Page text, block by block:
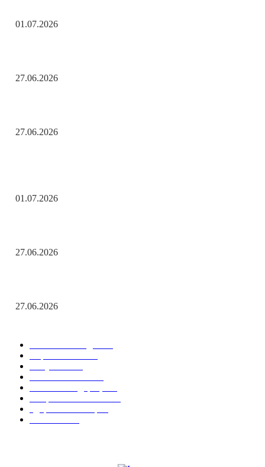
01.07.2026
27.06.2026
27.06.2026
01.07.2026
27.06.2026
27.06.2026